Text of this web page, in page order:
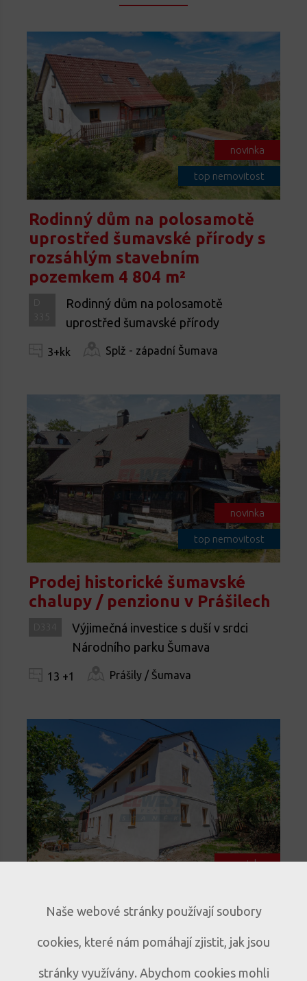
novinka
top nemovitost
Rodinný dům na polosamotě
uprostřed šumavské přírody s
rozsáhlým stavebním
pozemkem 4 804 m²
Rodinný dům na polosamotě
uprostřed šumavské přírody
3+kk Splž - západní Šumava
novinka
top nemovitost
Prodej historické šumavské
chalupy / penzionu v Prášilech
Výjimečná investice s duší v srdci
Národního parku Šumava
13 +1 Prášily / Šumava
novinka
Prodej historického rodinného
Kolince
D333 Historický dům s atmosférou v obci
Naše webové stránky používají soubory
cookies, které nám pomáhají zjistit, jak jsou
stránky využívány. Abychom cookies mohli